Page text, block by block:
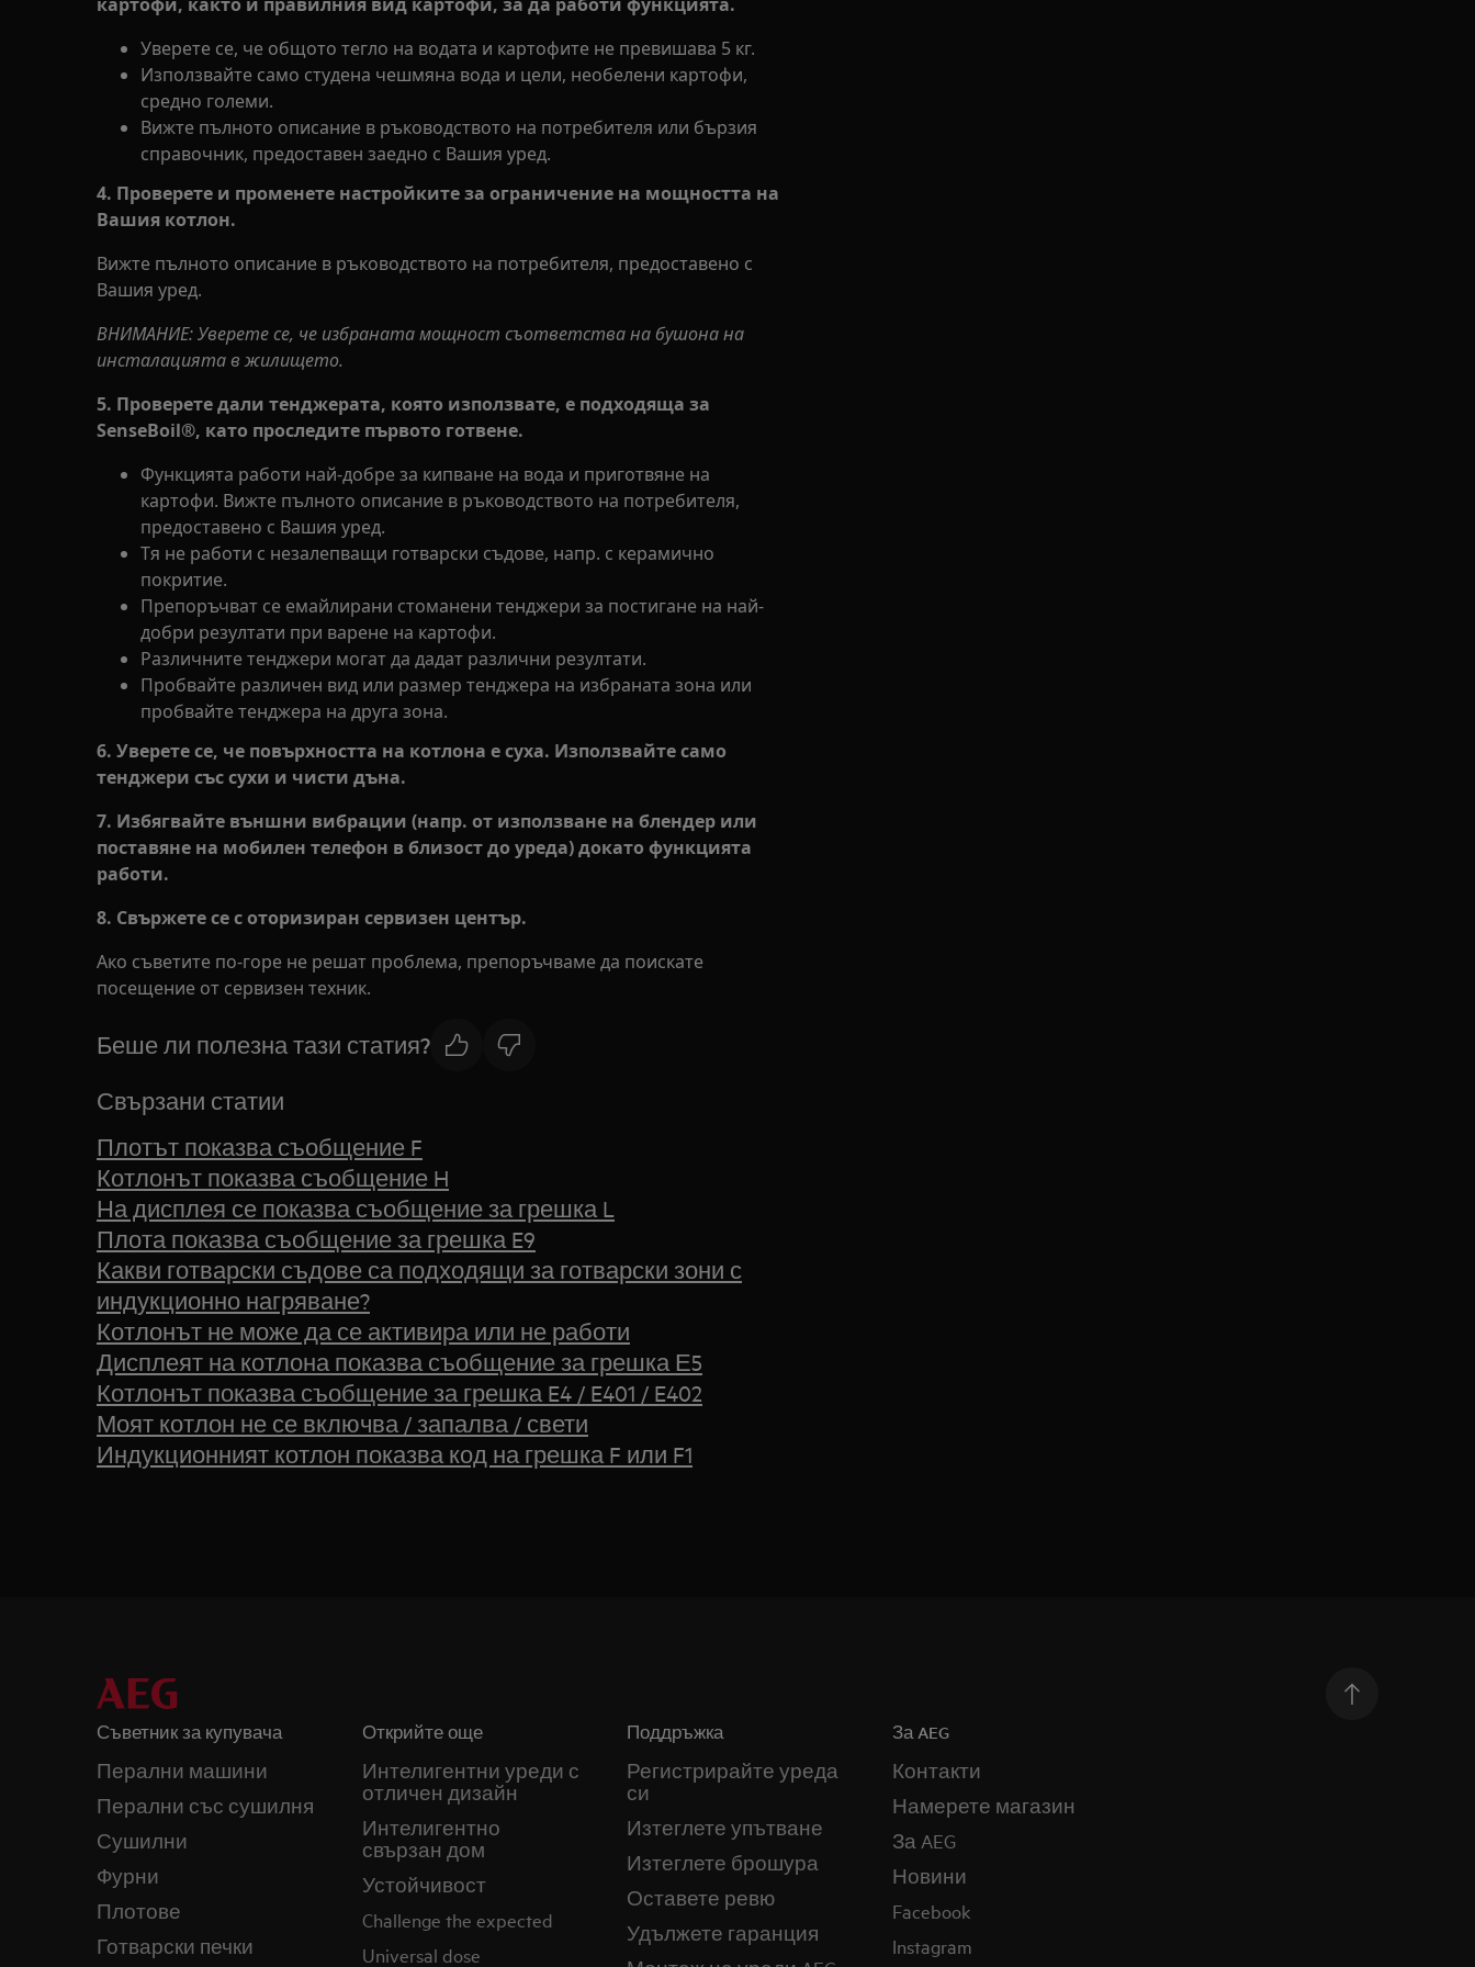
Уверете се, че общото тегло на водата и картофите не превишава 5 кг.
Използвайте само студена чешмяна вода и цели, необелени картофи,
средно големи.
Вижте пълното описание в ръководството на потребителя или бързия
справочник, предоставен заедно с Вашия уред.
4. Проверете и променете настройките за ограничение на мощността на
Вашия котлон.
Вижте пълното описание в ръководството на потребителя, предоставено с
Вашия уред.
ВНИМАНИЕ: Уверете се, че избраната мощност съответства на бушона на
инсталацията в жилището.
5. Проверете дали тенджерата, която използвате, е подходяща за
SenseBoil®, като проследите първото готвене.
Функцията работи най-добре за кипване на вода и приготвяне на
картофи. Вижте пълното описание в ръководството на потребителя,
предоставено с Вашия уред.
Тя не работи с незалепващи готварски съдове, напр. с керамично
покритие.
Препоръчват се емайлирани стоманени тенджери за постигане на най-
добри резултати при варене на картофи.
Различните тенджери могат да дадат различни резултати.
Пробвайте различен вид или размер тенджера на избраната зона или
пробвайте тенджера на друга зона.
6. Уверете се, че повърхността на котлона е суха. Използвайте само
тенджери със сухи и чисти дъна.
7. Избягвайте външни вибрации (напр. от използване на блендер или
поставяне на мобилен телефон в близост до уреда) докато функцията
работи.
8. Свържете се с оторизиран сервизен център.
Ако съветите по-горе не решат проблема, препоръчваме да поискате
посещение от сервизен техник.
Беше ли полезна тази статия?
Свързани статии
Плотът показва съобщение F
Котлонът показва съобщение H
На дисплея се показва съобщение за грешка L
Плота показва съобщение за грешка E9
Какви готварски съдове са подходящи за готварски зони с
индукционно нагряване?
Котлонът не може да се активира или не работи
Дисплеят на котлона показва съобщение за грешка Е5
Котлонът показва съобщение за грешка E4 / E401 / E402
Моят котлон не се включва / запалва / свети
Индукционният котлон показва код на грешка F или F1
Съветник за купувача
Перални машини
Перални със сушилня
Сушилни
Фурни
Плотове
Готварски печки
Открийте още
Интелигентни уреди с
отличен дизайн
Интелигентно
свързан дом
Устойчивост
Challenge the expected
Universal dose
Поддръжка
Регистрирайте уреда
си
Изтеглете упътване
Изтеглете брошура
Оставете ревю
Удължете гаранция
За AEG
Контакти
Намерете магазин
За AEG
Новини
Facebook
Instagram